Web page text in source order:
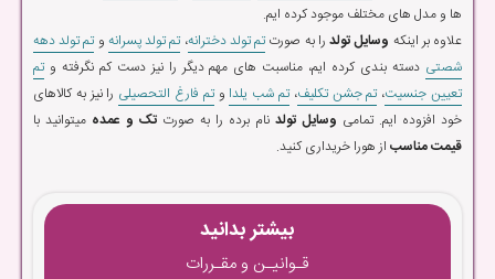
ها و مدل های مختلف موجود کرده ایم.
علاوه بر اینکه وسایل تولدرا به صورتتم تولد دخترانه،تم تولد پسرانه وتم تولد دهه
شصتی دسته بندی کرده ایم، مناسبت های مهم دیگر را نیز دست کم نگرفته وتم
تعیین جنسیت،تم جشن تکلیف،تم شب یلدا وتم فارغ التحصیلی را نیز به کالاهای
خود افزوده ایم. تمامی وسایل تولد نام برده را به صورت تک و عمده میتوانید با
قیمت مناسب از هورا خریداری کنید.
بیشتر بدانید
قـوانیـن و مقـررات